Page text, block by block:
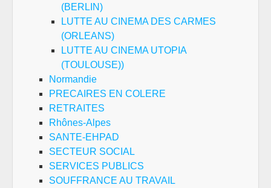
(BERLIN)
LUTTE AU CINEMA DES CARMES
(ORLEANS)
LUTTE AU CINEMA UTOPIA
(TOULOUSE))
Normandie
PRECAIRES EN COLERE
RETRAITES
Rhônes-Alpes
SANTE-EHPAD
SECTEUR SOCIAL
SERVICES PUBLICS
SOUFFRANCE AU TRAVAIL